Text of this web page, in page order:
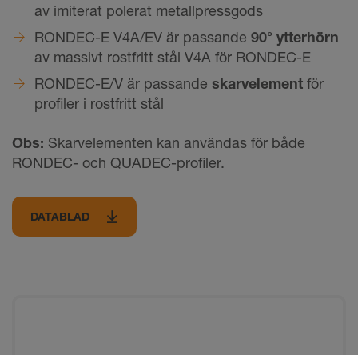
av imiterat polerat metallpressgods
RONDEC-E V4A/EV är passande 90° ytterhörn
av massivt rostfritt stål V4A för RONDEC-E
RONDEC-E/V är passande skarvelement för
profiler i rostfritt stål
Obs: Skarvelementen kan användas för både
RONDEC- och QUADEC-profiler.
DATABLAD